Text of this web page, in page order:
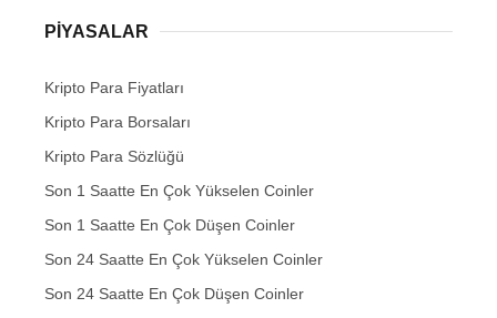
PIYASALAR
Kripto Para Fiyatları
Kripto Para Borsaları
Kripto Para Sözlüğü
Son 1 Saatte En Çok Yükselen Coinler
Son 1 Saatte En Çok Düşen Coinler
Son 24 Saatte En Çok Yükselen Coinler
Son 24 Saatte En Çok Düşen Coinler